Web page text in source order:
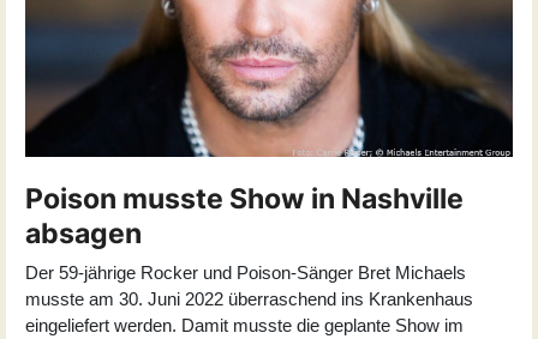
Poison musste Show in Nashville
absagen
Der 59-jährige Rocker und Poison-Sänger Bret Michaels
musste am 30. Juni 2022 überraschend ins Krankenhaus
eingeliefert werden. Damit musste die geplante Show im